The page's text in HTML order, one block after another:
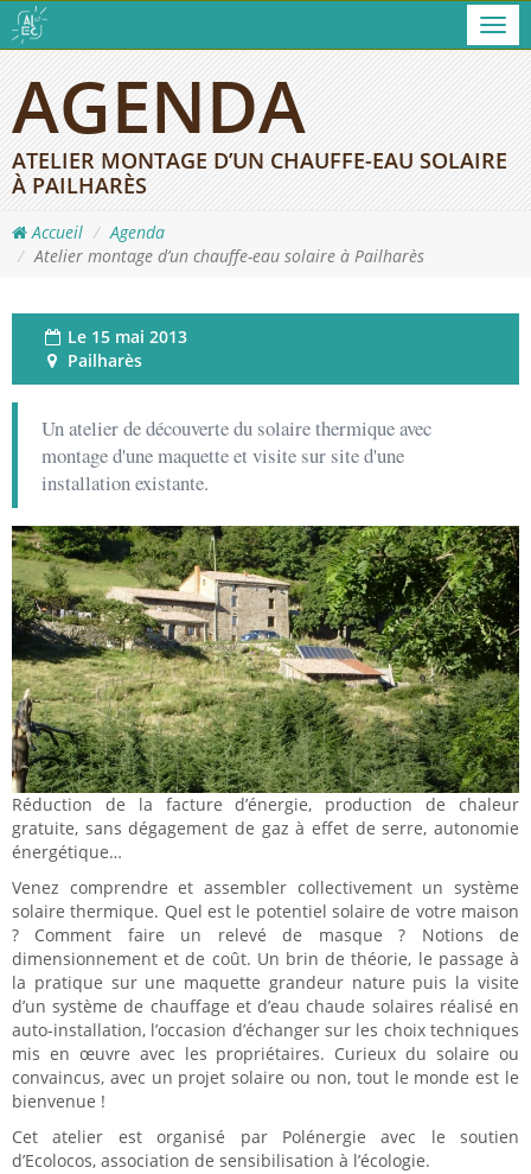
AGENDA
ATELIER MONTAGE D’UN CHAUFFE-EAU SOLAIRE
À PAILHARÈS
Accueil
Agenda
Atelier montage d’un chauffe-eau solaire à Pailharès
Le 15 mai 2013
Pailharès
Un atelier de découverte du solaire thermique avec
montage d'une maquette et visite sur site d'une
installation existante.
Réduction de la facture d’énergie, production de chaleur
gratuite, sans dégagement de gaz à effet de serre, autonomie
énergétique…
Venez comprendre et assembler collectivement un système
solaire thermique. Quel est le potentiel solaire de votre maison
? Comment faire un relevé de masque ? Notions de
dimensionnement et de coût. Un brin de théorie, le passage à
la pratique sur une maquette grandeur nature puis la visite
d’un système de chauffage et d’eau chaude solaires réalisé en
auto-installation, l’occasion d’échanger sur les choix techniques
mis en œuvre avec les propriétaires. Curieux du solaire ou
convaincus, avec un projet solaire ou non, tout le monde est le
bienvenue !
Cet atelier est organisé par Polénergie avec le soutien
d’Ecolocos, association de sensibilisation à l’écologie.